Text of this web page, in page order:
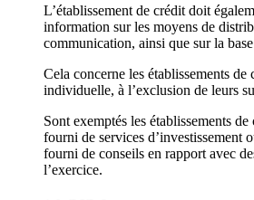
L’établissement de crédit doit
information sur les moyens de
communication, ainsi que sur la
Cela concerne les établissements de
individuelle, à l’exclusion de leurs
Sont exemptés les établissements
fourni de services d’investissement
fourni de conseils en rapport avec
l’exercice.